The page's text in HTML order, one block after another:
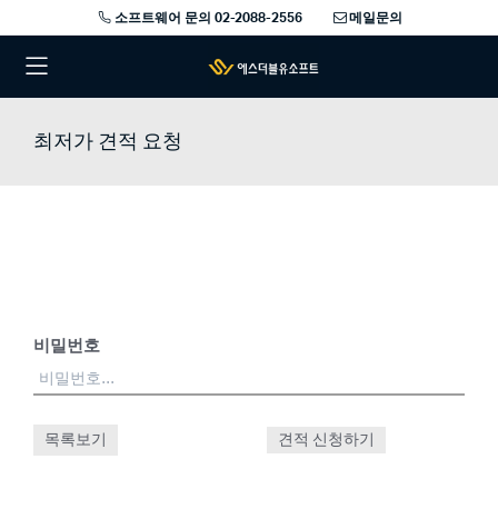
소프트웨어 문의 02-2088-2556 메일문의
최저가 견적 요청
비밀번호
목록보기